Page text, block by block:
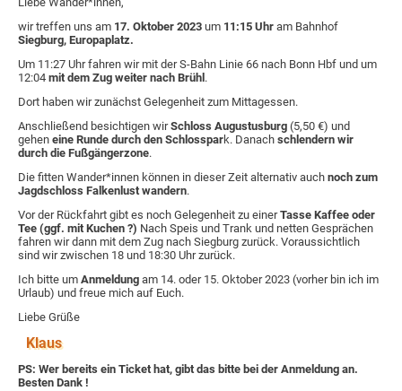
wir treffen uns am 17. Oktober 2023 um 11:15 Uhr am Bahnhof
Siegburg, Europaplatz.
Um 11:27 Uhr fahren wir mit der S-Bahn Linie 66 nach Bonn Hbf und um
12:04 mit dem Zug weiter nach Brühl .
Dort haben wir zunächst Gelegenheit zum Mittagessen.
Anschließend besichtigen wirSchloss Augustusburg (5,50 €) und
gehen eine Runde durch den Schlosspark. Danach schlendern wir
durch die Fußgängerzone.
Die fitten Wander*innen können in dieser Zeit alternativ auch noch zum
Jagdschloss Falkenlust wandern.
Vor der Rückfahrt gibt es noch Gelegenheit zu einerTasse Kaffee oder
Tee (ggf. mit Kuchen ?) Nach Speis und Trank und netten Gesprächen
fahren wir dann mit dem Zug nach Siegburg zurück. Voraussichtlich
sind wir zwischen 18 und 18:30 Uhr zurück.
Ich bitte um Anmeldung am 14. oder 15. Oktober 2023 (vorher bin ich im
Urlaub) und freue mich auf Euch.
Liebe Grüße
Klaus
PS: Wer bereits ein Ticket hat, gibt das bitte bei der Anmeldung an.
Besten Dank !